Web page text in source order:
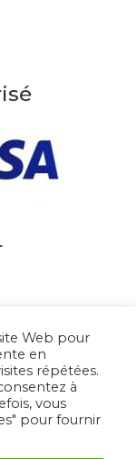
Web pour
en
répétées.
à
vous
pour fournir